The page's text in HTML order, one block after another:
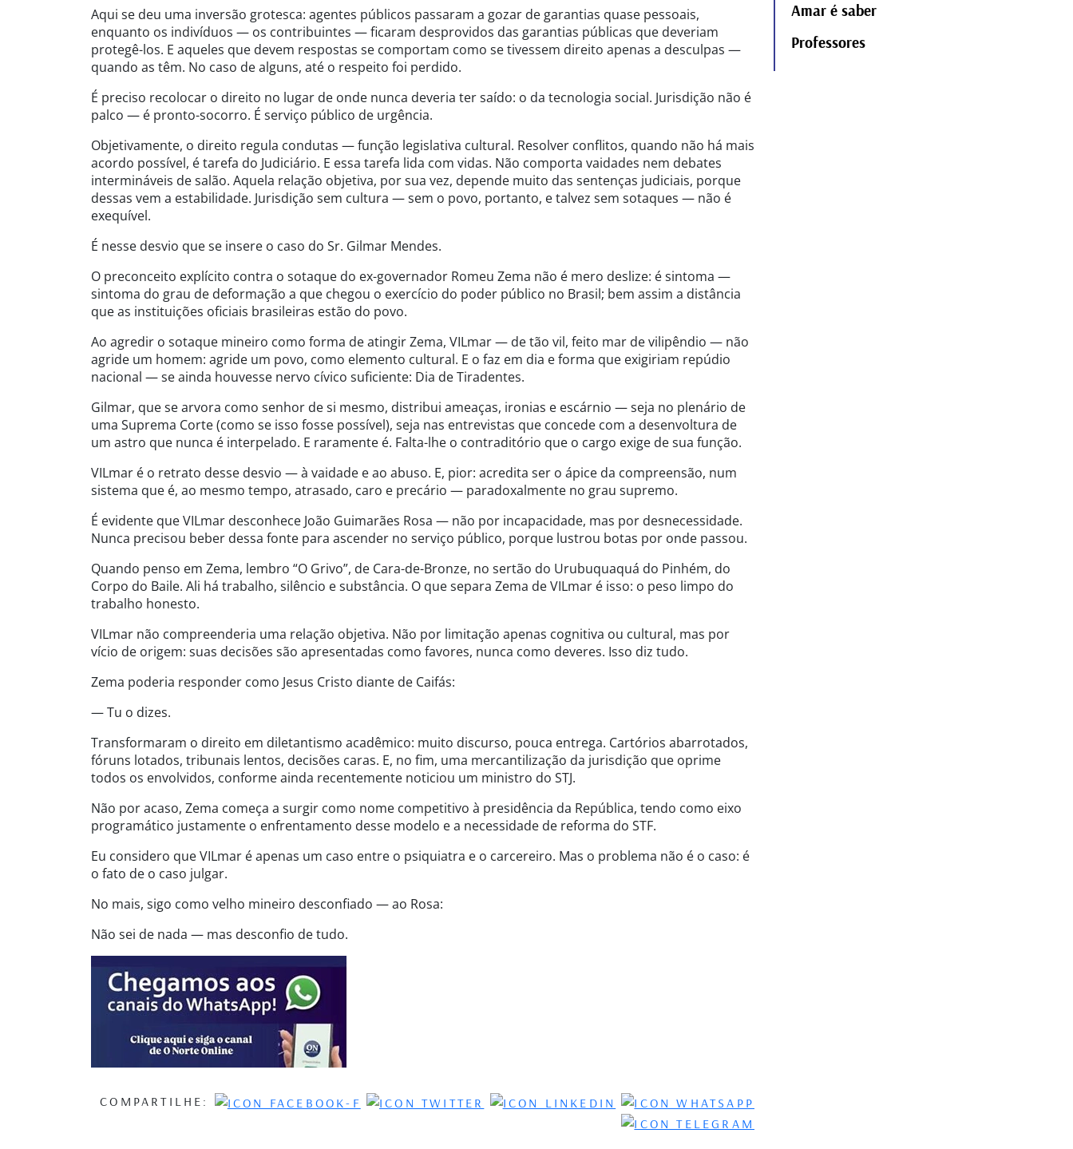
Aqui se deu uma inversão grotesca: agentes públicos passaram a gozar de garantias quase pessoais,
enquanto os indivíduos — os contribuintes — ficaram desprovidos das garantias públicas que deveriam
protegê-los. E aqueles que devem respostas se comportam como se tivessem direito apenas a desculpas —
quando as têm. No caso de alguns, até o respeito foi perdido.
É preciso recolocar o direito no lugar de onde nunca deveria ter saído: o da tecnologia social. Jurisdição não é
palco — é pronto-socorro. É serviço público de urgência.
Objetivamente, o direito regula condutas — função legislativa cultural. Resolver conflitos, quando não há mais
acordo possível, é tarefa do Judiciário. E essa tarefa lida com vidas. Não comporta vaidades nem debates
intermináveis de salão. Aquela relação objetiva, por sua vez, depende muito das sentenças judiciais, porque
dessas vem a estabilidade. Jurisdição sem cultura — sem o povo, portanto, e talvez sem sotaques — não é
exequível.
É nesse desvio que se insere o caso do Sr. Gilmar Mendes.
O preconceito explícito contra o sotaque do ex-governador Romeu Zema não é mero deslize: é sintoma —
sintoma do grau de deformação a que chegou o exercício do poder público no Brasil; bem assim a distância
que as instituições oficiais brasileiras estão do povo.
Ao agredir o sotaque mineiro como forma de atingir Zema, VILmar — de tão vil, feito mar de vilipêndio — não
agride um homem: agride um povo, como elemento cultural. E o faz em dia e forma que exigiriam repúdio
nacional — se ainda houvesse nervo cívico suficiente: Dia de Tiradentes.
Gilmar, que se arvora como senhor de si mesmo, distribui ameaças, ironias e escárnio — seja no plenário de
uma Suprema Corte (como se isso fosse possível), seja nas entrevistas que concede com a desenvoltura de
um astro que nunca é interpelado. E raramente é. Falta-lhe o contraditório que o cargo exige de sua função.
VILmar é o retrato desse desvio — à vaidade e ao abuso. E, pior: acredita ser o ápice da compreensão, num
sistema que é, ao mesmo tempo, atrasado, caro e precário — paradoxalmente no grau supremo.
É evidente que VILmar desconhece João Guimarães Rosa — não por incapacidade, mas por desnecessidade.
Nunca precisou beber dessa fonte para ascender no serviço público, porque lustrou botas por onde passou.
Quando penso em Zema, lembro “O Grivo”, de Cara-de-Bronze, no sertão do Urubuquaquá do Pinhém, do
Corpo do Baile. Ali há trabalho, silêncio e substância. O que separa Zema de VILmar é isso: o peso limpo do
trabalho honesto.
VILmar não compreenderia uma relação objetiva. Não por limitação apenas cognitiva ou cultural, mas por
vício de origem: suas decisões são apresentadas como favores, nunca como deveres. Isso diz tudo.
Zema poderia responder como Jesus Cristo diante de Caifás:
— Tu o dizes.
Transformaram o direito em diletantismo acadêmico: muito discurso, pouca entrega. Cartórios abarrotados,
fóruns lotados, tribunais lentos, decisões caras. E, no fim, uma mercantilização da jurisdição que oprime
todos os envolvidos, conforme ainda recentemente noticiou um ministro do STJ.
Não por acaso, Zema começa a surgir como nome competitivo à presidência da República, tendo como eixo
programático justamente o enfrentamento desse modelo e a necessidade de reforma do STF.
Eu considero que VILmar é apenas um caso entre o psiquiatra e o carcereiro. Mas o problema não é o caso: é
o fato de o caso julgar.
No mais, sigo como velho mineiro desconfiado — ao Rosa:
Não sei de nada — mas desconfio de tudo.
COMPARTILHE:
Amar é saber
Professores